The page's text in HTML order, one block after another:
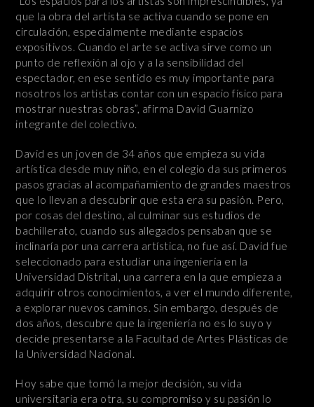
que la obra del artista se activa cuando se pone en
circulación, especialmente mediante espacios
expositivos. Cuando el arte se activa sirve como un
punto de reflexión al ojo y a la sensibilidad del
espectador, en ese sentido es muy importante para
nosotros los artistas contar con un espacio físico para
mostrar nuestras obras”, afirma David Guarnizo
integrante del colectivo.
David es un joven de 34 años que empieza su vida
artística desde muy niño, en el colegio da sus primeros
pasos gracias al acompañamiento de grandes maestros
que lo llevan a descubrir que esta era su pasión. Pero,
por cosas del destino, al culminar sus estudios de
bachillerato, cuando sus allegados pensaban que se
inclinaría por una carrera artística, no fue así. David fue
seleccionado para estudiar una ingeniería en la
Universidad Distrital, una carrera en la que empieza a
adquirir otros conocimientos, a ver el mundo diferente,
a explorar nuevos caminos. Sin embargo, después de
dos años, descubre que la ingeniería no es lo suyo y
decide presentarse a la Facultad de Artes Plásticas de
la Universidad Nacional.
Hoy sabe que tomó la mejor decisión, su vida
universitaria era otra, su compromiso y su pasión lo